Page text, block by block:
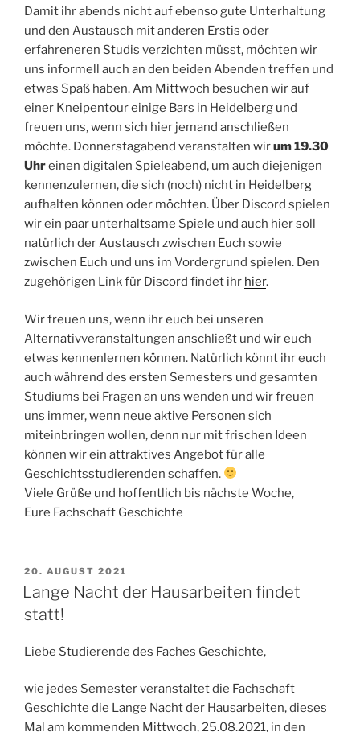
Damit ihr abends nicht auf ebenso gute Unterhaltung
und den Austausch mit anderen Erstis oder
erfahreneren Studis verzichten müsst, möchten wir
uns informell auch an den beiden Abenden treffen und
etwas Spaß haben. Am Mittwoch besuchen wir auf
einer Kneipentour einige Bars in Heidelberg und
freuen uns, wenn sich hier jemand anschließen
möchte. Donnerstagabend veranstalten wirum 19.30
Uhreinen digitalen Spieleabend, um auch diejenigen
kennenzulernen, die sich (noch) nicht in Heidelberg
aufhalten können oder möchten. Über Discord spielen
wir ein paar unterhaltsame Spiele und auch hier soll
natürlich der Austausch zwischen Euch sowie
zwischen Euch und uns im Vordergrund spielen. Den
zugehörigen Link für Discord findet ihr hier.
Wir freuen uns, wenn ihr euch bei unseren
Alternativveranstaltungen anschließt und wir euch
etwas kennenlernen können. Natürlich könnt ihr euch
auch während des ersten Semesters und gesamten
Studiums bei Fragen an uns wenden und wir freuen
uns immer, wenn neue aktive Personen sich
miteinbringen wollen, denn nur mit frischen Ideen
können wir ein attraktives Angebot für alle
Geschichtsstudierenden schaffen.
Viele Grüße und hoffentlich bis nächste Woche,
Eure Fachschaft Geschichte
VERÖFFENTLICHT
AM
20. AUGUST 2021
Lange Nacht der Hausarbeiten findet
statt!
Liebe Studierende des Faches Geschichte,
wie jedes Semester veranstaltet die Fachschaft
Geschichte die Lange Nacht der Hausarbeiten, dieses
Mal am kommenden Mittwoch, 25.08.2021, in den